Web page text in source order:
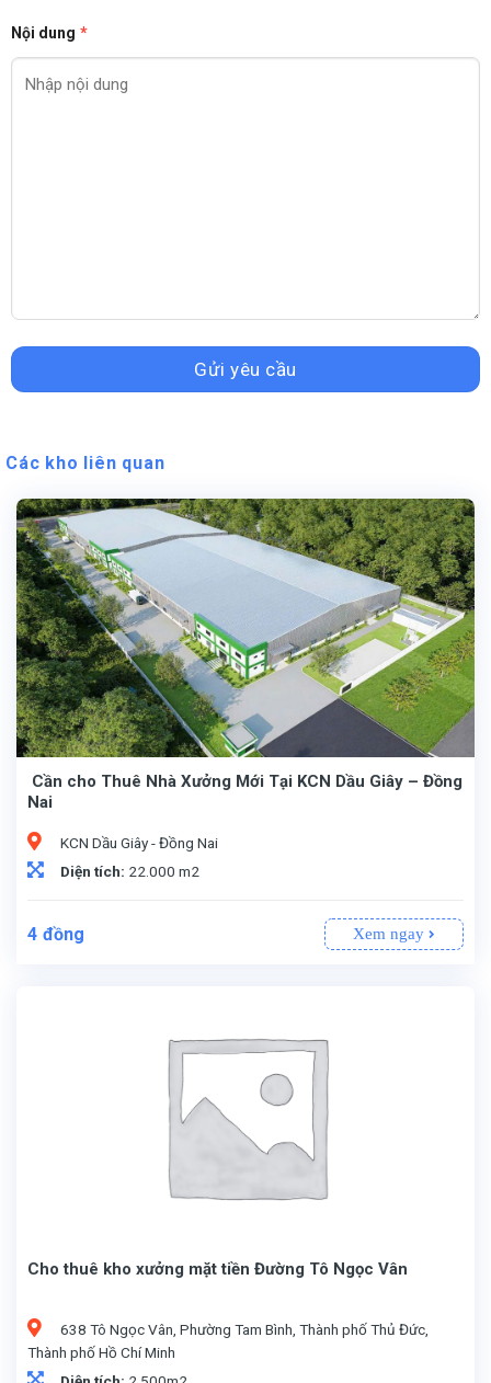
Nội dung *
Các kho liên quan
Cần cho Thuê Nhà Xưởng Mới Tại KCN Dầu Giây – Đồng
Nai
KCN Dầu Giây - Đồng Nai
Diện tích: 22.000 m2
4 đồng Xem ngay
Cho thuê kho xưởng mặt tiền Đường Tô Ngọc Vân
638 Tô Ngọc Vân, Phường Tam Bình, Thành phố Thủ Đức,
Thành phố Hồ Chí Minh